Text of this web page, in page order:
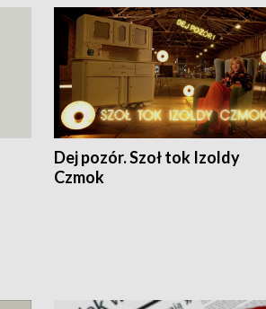
Dej pozór. Szoł tok Izoldy
Czmok